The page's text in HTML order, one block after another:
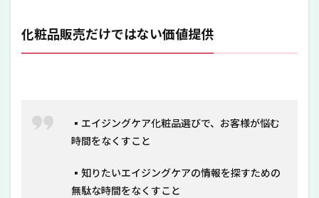
化粧品販売だけではない価値提供
▪️エイジングケア化粧品選びで、お客様が悩む
時間をなくすこと
▪️知りたいエイジングケアの情報を探すための
無駄な時間をなくすこと